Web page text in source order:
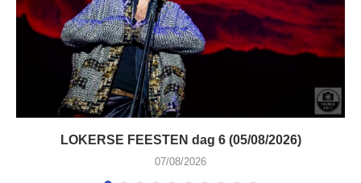
LOKERSE FEESTEN dag 6 (05/08/2026)
07/08/2026